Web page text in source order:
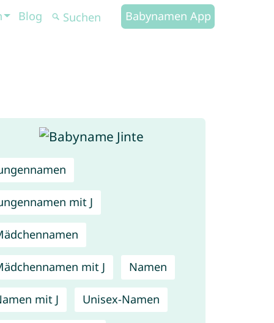
Blog Babynamen App
mit J
mit J Namen
mit J Unisex-Namen